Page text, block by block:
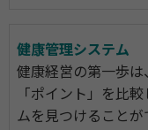
健康管理システム
健康経営の第一歩
「ポイント」を比
ムを見つけることが